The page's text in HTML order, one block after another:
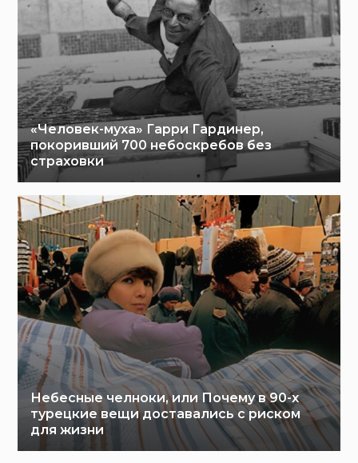
«Человек-муха» Гарри Гардинер,
покоривший 700 небоскребов без
страховки
Небесные челноки, или Почему в 90-х
турецкие вещи доставались с риском
для жизни